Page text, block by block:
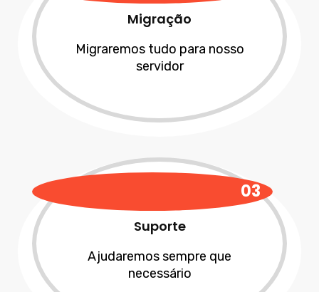
Migração
Migraremos tudo para nosso
servidor
03
Suporte
Ajudaremos sempre que
necessário